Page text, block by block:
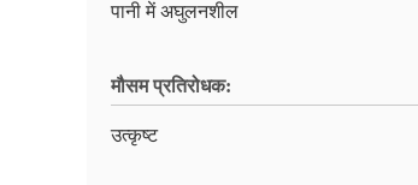
पानी में अघुलनशील
मौसम प्रतिरोधक:
उत्कृष्ट